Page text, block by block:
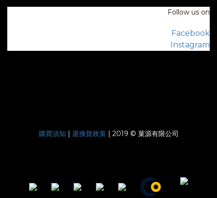
Follow us on
Facebook
Instagram
購買須知 | 退換貨政策| 2019 © 菓源有限公司